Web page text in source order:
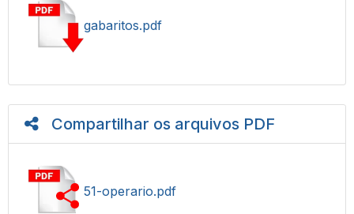
gabaritos.pdf
Compartilhar os arquivos PDF
51-operario.pdf